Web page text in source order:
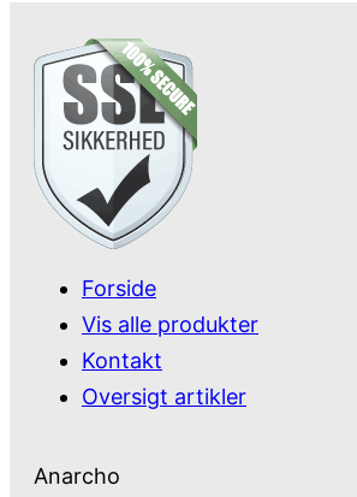
Forside
Vis alle produkter
Kontakt
Oversigt artikler
Anarcho